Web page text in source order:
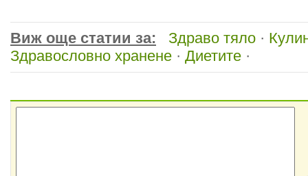
Виж още статии за: Здраво тяло ·
Здравословно хранене · Диетите ·